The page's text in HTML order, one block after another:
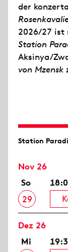
der
2026/27 ist
Station
Aksinya/
von Mzensk
Station
Nov 26
So
29
Dez 26
Mi